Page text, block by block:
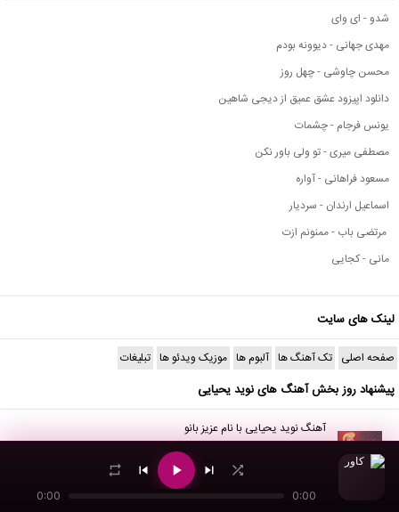
شدو - ای وای
مهدی جهانی - دیوونه بودم
محسن چاوشی - چهل روز
دانلود اپیزود عشق عمیق از دیجی شاهین
یونس فرجام - چشمات
مصطفی میری - تو ولی باور نکن
مسعود فراهانی - آواره
اسماعیل ارندان - سردیار
مرتضی باب - ممنونم ازت
مانی - کجایی
0:00
0:00
لینک های سایت
صفحه اصلی تک آهنگ ها آلبوم ها موزیک ویدئو ها تبلیغات
پیشنهاد روز بخش آهنگ های نوید یحیایی
آهنگ نوید یحیایی با نام عزیز بانو
بدون نظر| 10,099 بازدید